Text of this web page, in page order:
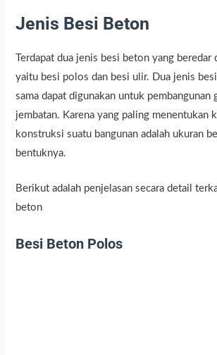
Jenis Besi Beton
Terdapat dua jenis besi beton yang beredar
yaitu besi polos dan besi ulir. Dua jenis
sama dapat digunakan untuk pembangunan
jembatan. Karena yang paling menentukan
konstruksi suatu bangunan adalah ukuran
bentuknya.
Berikut adalah penjelasan secara detail
beton
Besi Beton Polos